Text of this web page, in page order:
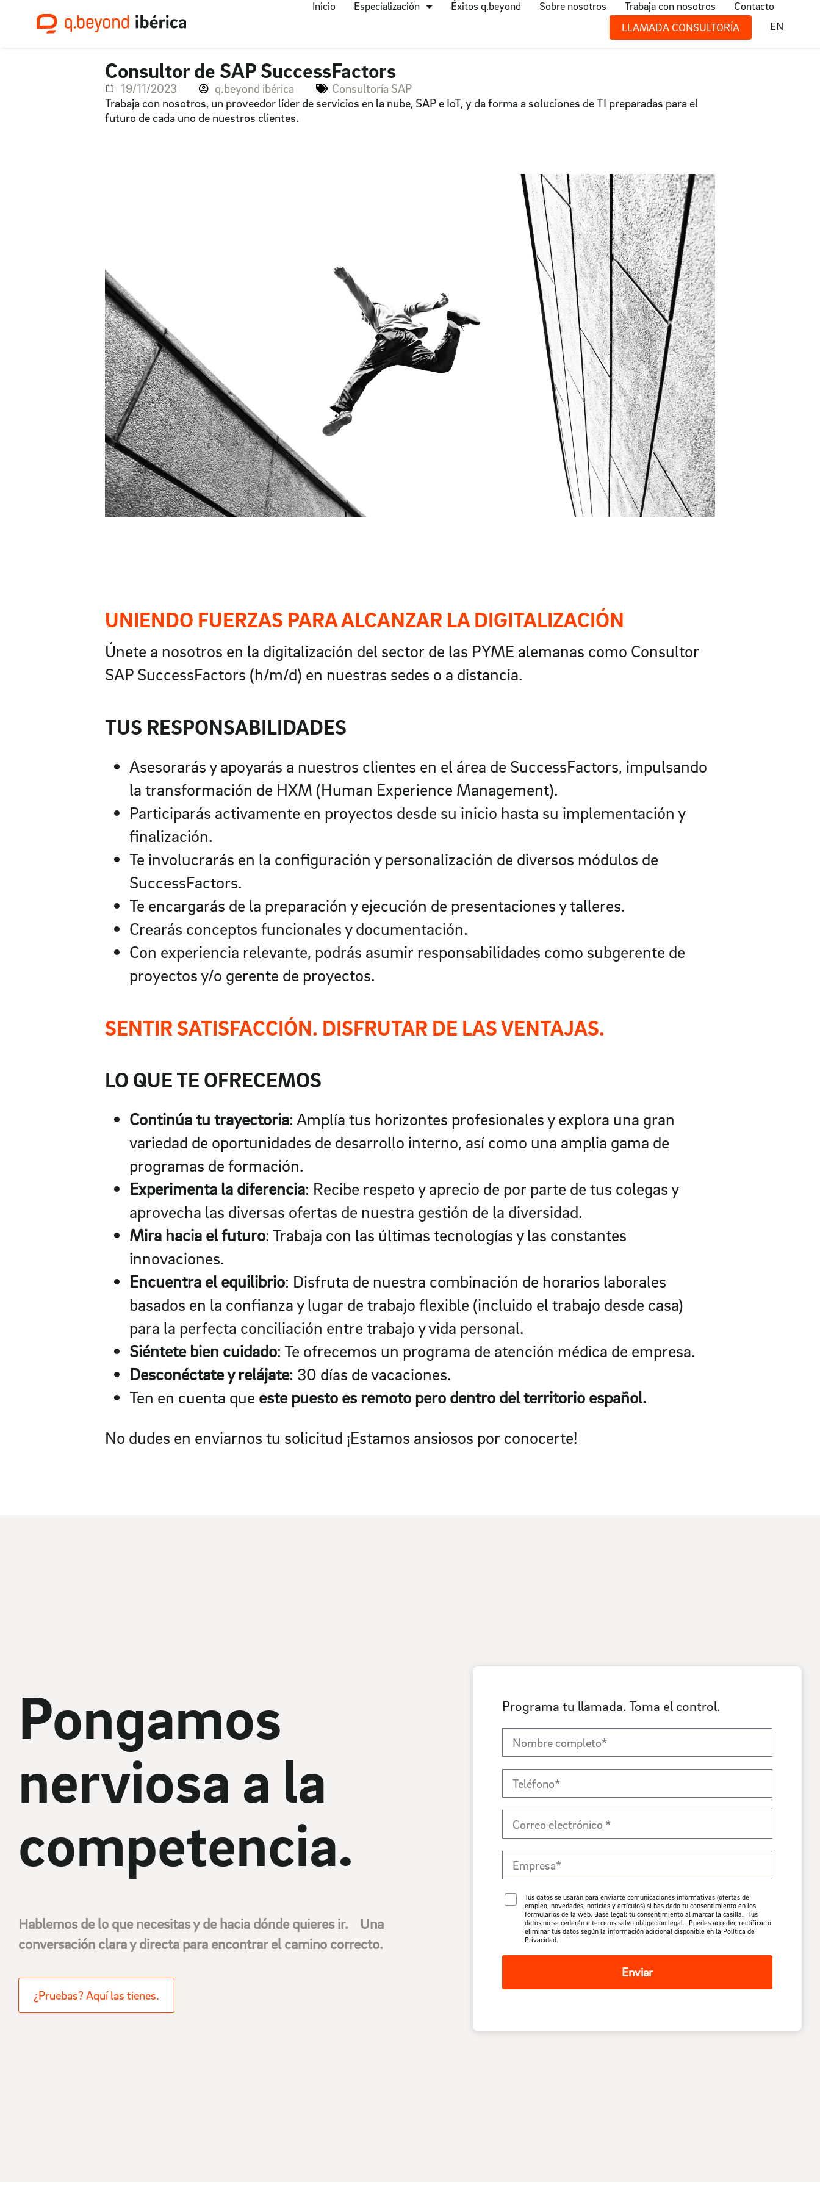
Inicio Especialización Éxitos q.beyond Sobre nosotros Trabaja con nosotros
Contacto
LLAMADA CONSULTORÍA
EN
Consultor de SAP SuccessFactors
19/11/2023 q.beyond ibérica
Consultoría SAP
Trabaja con nosotros, un proveedor líder de servicios en la nube, SAP e IoT, y da forma a soluciones de TI preparadas para el
futuro de cada uno de nuestros clientes.
UNIENDO FUERZAS PARA ALCANZAR LA DIGITALIZACIÓN
Únete a nosotros en la digitalización del sector de las PYME alemanas como Consultor
SAP SuccessFactors (h/m/d) en nuestras sedes o a distancia.
TUS RESPONSABILIDADES
Asesorarás y apoyarás a nuestros clientes en el área de SuccessFactors, impulsando
la transformación de HXM (Human Experience Management).
Participarás activamente en proyectos desde su inicio hasta su implementación y
finalización.
Te involucrarás en la configuración y personalización de diversos módulos de
SuccessFactors.
Te encargarás de la preparación y ejecución de presentaciones y talleres.
Crearás conceptos funcionales y documentación.
Con experiencia relevante, podrás asumir responsabilidades como subgerente de
proyectos y/o gerente de proyectos.
SENTIR SATISFACCIÓN. DISFRUTAR DE LAS VENTAJAS.
LO QUE TE OFRECEMOS
Continúa tu trayectoria: Amplía tus horizontes profesionales y explora una gran
variedad de oportunidades de desarrollo interno, así como una amplia gama de
programas de formación.
Experimenta la diferencia: Recibe respeto y aprecio de por parte de tus colegas y
aprovecha las diversas ofertas de nuestra gestión de la diversidad.
Mira hacia el futuro: Trabaja con las últimas tecnologías y las constantes
innovaciones.
Encuentra el equilibrio: Disfruta de nuestra combinación de horarios laborales
basados en la confianza y lugar de trabajo flexible (incluido el trabajo desde casa)
para la perfecta conciliación entre trabajo y vida personal.
Siéntete bien cuidado: Te ofrecemos un programa de atención médica de empresa.
Desconéctate y relájate: 30 días de vacaciones.
Ten en cuenta que este puesto es remoto pero dentro del territorio español.
No dudes en enviarnos tu solicitud ¡Estamos ansiosos por conocerte!
Pongamos
nerviosa a la
competencia.
Hablemos de lo que necesitas y de hacia dónde quieres ir. Una
conversación clara y directa para encontrar el camino correcto.
¿Pruebas? Aquí las tienes.
Programa tu llamada. Toma el control.
Tus datos se usarán para enviarte comunicaciones informativas (ofertas de
empleo, novedades, noticias y artículos) si has dado tu consentimiento en los
formularios de la web. Base legal: tu consentimiento al marcar la casilla. Tus
datos no se cederán a terceros salvo obligación legal. Puedes acceder, rectificar o
eliminar tus datos según la información adicional disponible en la Política de
Privacidad.
Enviar